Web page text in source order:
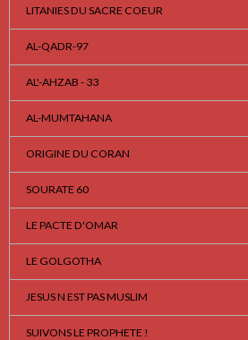
LITANIES DU SACRE COEUR
AL-QADR-97
AL'-AHZAB - 33
AL-MUMTAHANA
ORIGINE DU CORAN
SOURATE 60
LE PACTE D'OMAR
LE GOLGOTHA
JESUS N EST PAS MUSLIM
SUIVONS LE PROPHETE !